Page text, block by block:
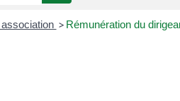
> Rémunération du